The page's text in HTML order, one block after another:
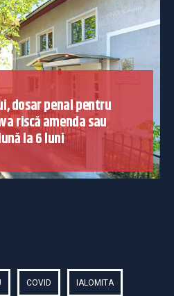
dosar penal pentru
riscă amenda sau
la 6 luni
COVID IALOMITA